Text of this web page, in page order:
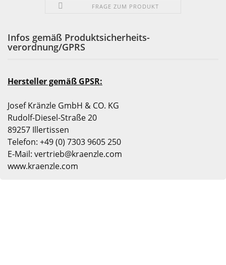
FRAGE ZUM PRODUKT
Infos gemäß Produktsicherheits-
verordnung/GPRS
Hersteller gemäß GPSR:
Josef Kränzle GmbH & CO. KG
Rudolf-Diesel-Straße 20
89257 Illertissen
Telefon: +49 (0) 7303 9605 250
E-Mail: vertrieb@kraenzle.com
www.kraenzle.com